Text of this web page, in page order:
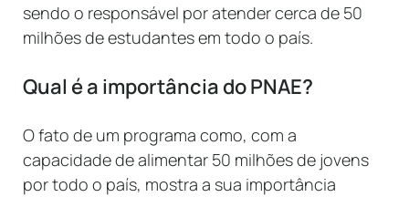
sendo o responsável por atender cerca de 50
milhões de estudantes em todo o país.
Qual é a importância do PNAE?
O fato de um programa como, com a
capacidade de alimentar 50 milhões de jovens
por todo o país, mostra a sua importância